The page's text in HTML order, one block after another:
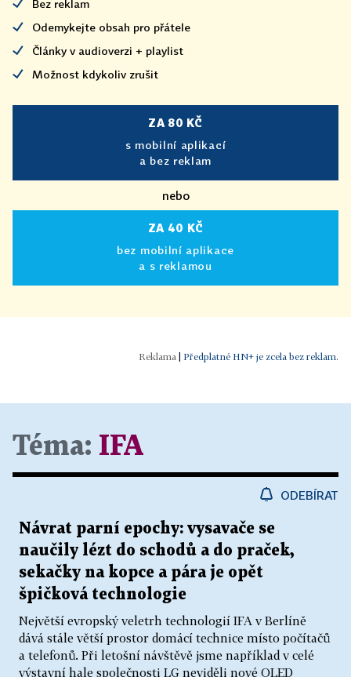
Bez reklam
Odemykejte obsah pro přátele
Články v audioverzi + playlist
Možnost kdykoliv zrušit
ZA 80 KČ
s mobilní aplikací
a bez reklam
nebo
ZA 40 KČ
bez mobilní aplikace
a s reklamou
Předplatné HN+ je zcela bez reklam.
Téma: IFA
ODEBÍRAT
Návrat parní epochy: vysavače se
naučily lézt do schodů a do praček,
sekačky na kopce a pára je opět
špičková technologie
Největší evropský veletrh technologií IFA v Berlíně
dává stále větší prostor domácí technice místo počítačů
a telefonů. Při letošní návštěvě jsme například v celé
výstavní hale společnosti LG neviděli nové OLED